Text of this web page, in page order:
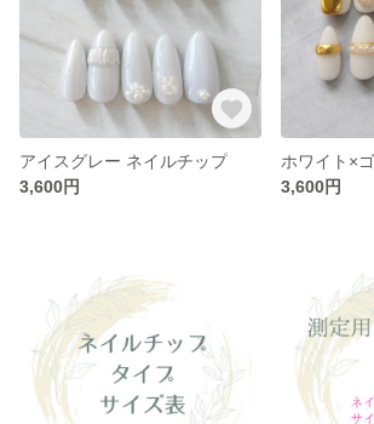
アイスグレー ネイルチップ
3,600円
3,600円